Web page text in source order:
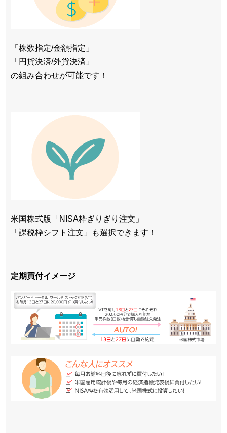
「株数指定/金額指定」
「円貨決済/外貨決済」
の組み合わせが可能です！
米国株式版「NISA枠ぎりぎり注文」
「課税枠シフト注文」も選択できます！
定期買付イメージ